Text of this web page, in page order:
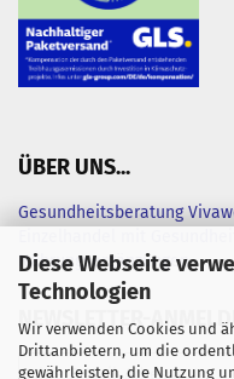
Diese Webseite
Technologien
Wir verwenden Cookies und
Drittanbietern, um die
gewährleisten, die Nutzung
ÜBER UNS...
Gesundheitsberatung
Nahrungsergänzungen
NEWSLETTER-